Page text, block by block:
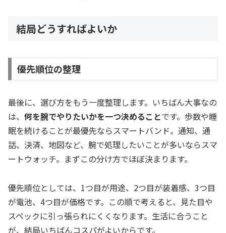
結局どうすればよいか
優先順位の整理
最後に、選び方をもう一度整理します。いちばん大事なの
は、 何を腕でやりたいかを一つ決めることです。歩数や睡
眠を続けることが最優先ならスマートバンド。通知、通
話、決済、地図など、腕で処理したいことが多いならスマ
ートウォッチ。まずこの分け方でほぼ決まります。
優先順位としては、1つ目が用途、2つ目が装着感、3つ目
が電池、4つ目が価格です。この順で考えると、見た目や
スペックに引っ張られにくくなります。生活に合うこと
が、結局いちばんコスパがよいからです。